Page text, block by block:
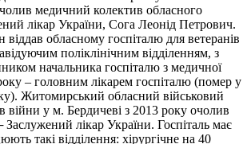
медичний колектив обласного
лікар України, Сога Леонід Петрович.
обласному госпіталю для ветеранів
поліклінічним відділенням, з
начальника госпіталю з медичної
– головним лікарем госпіталю (помер у
Житомирський обласний військовий
війни у м. Бердичеві з 2013 року очолив
лікар України. Госпіталь має
такі відділення: хірургічне на 40